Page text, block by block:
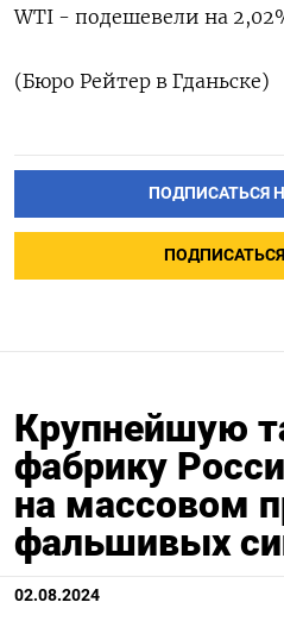
WTI - подешевели на
(Бюро Рейтер в Гданьске)
ПОДПИСАТЬСЯ
ПОДПИСАТЬСЯ
Крупнейшую
фабрику
на массовом
фальшивых
02.08.2024